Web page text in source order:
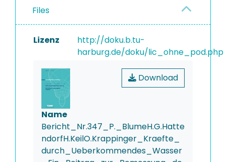
Files
Lizenz
http://doku.b.tu-
harburg.de/doku/lic_ohne_pod.php
Download
Name
Bericht_Nr.347_P._BlumeH.G.Hatte
ndorfH.KeilO.Krappinger_Kraefte_
durch_Ueberkommendes_Wasser